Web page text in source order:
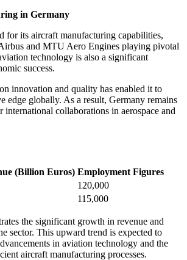
in Germany
for its aircraft manufacturing capabilities,
and MTU Aero Engines playing pivotal
technology is also a significant
success.
innovation and quality has enabled it to
edge globally. As a result, Germany remains
international collaborations in aerospace and
(Billion Euros) Employment Figures
120,000
115,000
the significant growth in revenue and
sector. This upward trend is expected to
in aviation technology and the
aircraft manufacturing processes.